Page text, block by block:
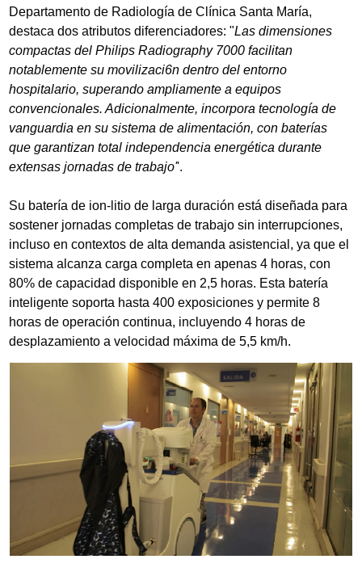
Departamento de Radiología de Clínica Santa María,
destaca dos atributos diferenciadores: "Las dimensiones
compactas del Philips Radiography 7000 facilitan
notablemente su movilizaci6n dentro del entorno
hospitalario, superando ampliamente a equipos
convencionales. Adicionalmente, incorpora tecnología de
vanguardia en su sistema de alimentación, con baterías
que garantizan total independencia energética durante
extensas jornadas de trabajo''.
Su batería de ion-litio de larga duración está diseñada para
sostener jornadas completas de trabajo sin interrupciones,
incluso en contextos de alta demanda asistencial, ya que el
sistema alcanza carga completa en apenas 4 horas, con
80% de capacidad disponible en 2,5 horas. Esta batería
inteligente soporta hasta 400 exposiciones y permite 8
horas de operación continua, incluyendo 4 horas de
desplazamiento a velocidad máxima de 5,5 km/h.